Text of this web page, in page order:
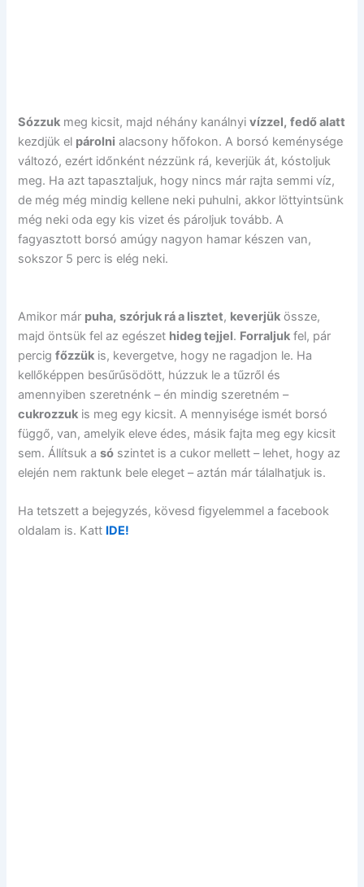
Sózzuk meg kicsit, majd néhány kanálnyivízzel, fedő alatt
kezdjük el párolni alacsony hőfokon. A borsó keménysége
változó, ezért időnként nézzünk rá, keverjük át, kóstoljuk
meg. Ha azt tapasztaljuk, hogy nincs már rajta semmi víz,
de még még mindig kellene neki puhulni, akkor löttyintsünk
még neki oda egy kis vizet és pároljuk tovább. A
fagyasztott borsó amúgy nagyon hamar készen van,
sokszor 5 perc is elég neki.
Amikor már puha, szórjuk rá a lisztet, keverjük össze,
majd öntsük fel az egészet hideg tejjel. Forraljuk fel, pár
percigfőzzük is, kevergetve, hogy ne ragadjon le. Ha
kellőképpen besűrűsödött, húzzuk le a tűzről és
amennyiben szeretnénk – én mindig szeretném –
cukrozzuk is meg egy kicsit. A mennyisége ismét borsó
függő, van, amelyik eleve édes, másik fajta meg egy kicsit
sem. Állítsuk asó szintet is a cukor mellett – lehet, hogy az
elején nem raktunk bele eleget – aztán már tálalhatjuk is.
Ha tetszett a bejegyzés, kövesd figyelemmel a facebook
oldalam is. Katt IDE!